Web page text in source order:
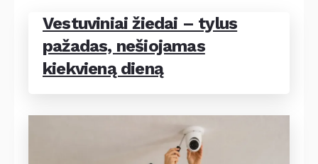
Vestuviniai žiedai – tylus
pažadas, nešiojamas
kiekvieną dieną